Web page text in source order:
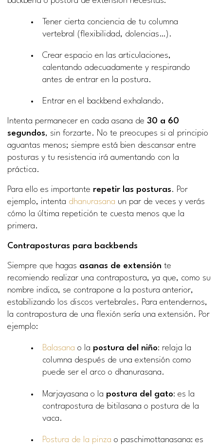
Tener cierta conciencia de tu columna
vertebral (flexibilidad, dolencias…).
Crear espacio en las articulaciones,
calentando adecuadamente y respirando
antes de entrar en la postura.
Entrar en el backbend exhalando.
Intenta permanecer en cada asana de 30 a 60
segundos, sin forzarte. No te preocupes si al principio
aguantas menos; siempre está bien descansar entre
posturas y tu resistencia irá aumentando con la
práctica.
Para ello es importante repetir las posturas. Por
ejemplo, intenta dhanurasana un par de veces y verás
cómo la última repetición te cuesta menos que la
primera.
Contraposturas para backbends
Siempre que hagas asanas de extensión te
recomiendo realizar una contrapostura, ya que, como su
nombre indica, se contrapone a la postura anterior,
estabilizando los discos vertebrales. Para entendernos,
la contrapostura de una flexión sería una extensión. Por
ejemplo:
Balasana o la postura del niño: relaja la
columna después de una extensión como
puede ser el arco o dhanurasana.
Marjayasana o la postura del gato: es la
contrapostura de bitilasana o postura de la
vaca.
Postura de la pinza o paschimottanasana: es